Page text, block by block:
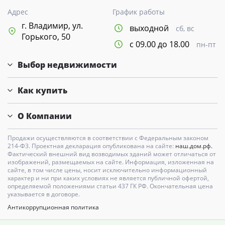
Адрес
г. Владимир, ул.
Горького, 50
График работы
выходной сб, вс
с 09.00 до 18.00 пн-пт
Выбор недвижимости
Как купить
О Компании
Продажи осуществляются в соответствии с Федеральным законом
214-Ф3. Проектная декларация опубликована на сайте: наш.дом.рф.
Фактический внешний вид возводимых зданий может отличаться от
изображений, размещаемых на сайте. Информация, изложенная на
сайте, в том числе цены, носит исключительно информационный
характер и ни при каких условиях не является публичной офертой,
определяемой положениями статьи 437 ГК РФ. Окончательная цена
указывается в договоре.
Антикоррупционная политика